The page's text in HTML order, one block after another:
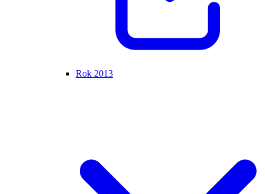
Rok 2013